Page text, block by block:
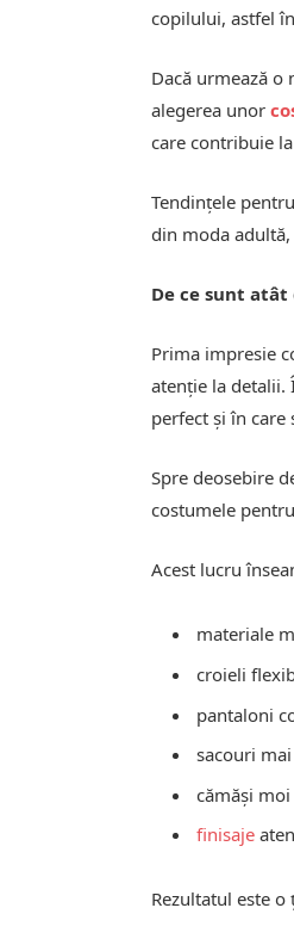
copilului, astfel
Dacă urmează o
alegerea unor
care contribuie
Tendințele
din moda
De ce sunt
Prima impresie
atenție la detalii.
perfect și în
Spre deosebire
costumele
Acest lucru
materiale
croieli
pantaloni
sacouri
cămăși
finisaje
Rezultatul este